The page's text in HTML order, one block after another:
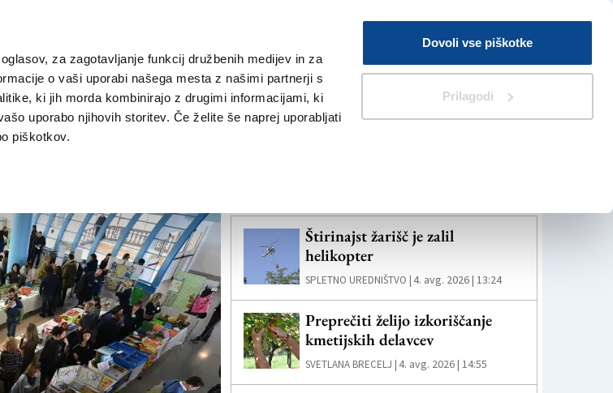
za zagotavljanje funkcij družbenih medijev in za
o vaši uporabi našega mesta z našimi partnerji s
ki jih morda kombinirajo z drugimi informacijami, ki
uporabo njihovih storitev. Če želite še naprej uporabljati
piškotkov.
Dovoli vse piškotke
Prilagodi
V Kioskih
Iskanje
GORIŠKA KULTURA ŠPORT ŠE
Štirinajst žarišč je zalil
helikopter
SPLETNO UREDNIŠTVO |4. avg. 2026 | 13:24
Preprečiti želijo izkoriščanje
kmetijskih delavcev
SVETLANA BRECELJ |4. avg. 2026 | 14:55